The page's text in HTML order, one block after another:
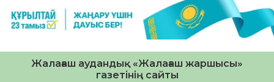
Жалағаш аудандық «Жалағаш жаршысы»
газетінің сайты